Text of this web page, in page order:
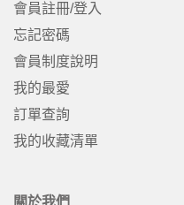
會員註冊/登入
忘記密碼
會員制度說明
我的最愛
訂單查詢
我的收藏清單